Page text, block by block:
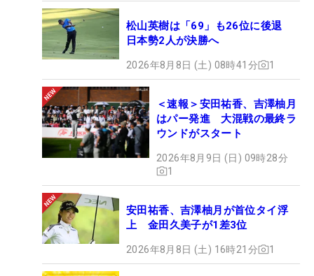
松山英樹は「69」も26位に後退
日本勢2人が決勝へ
2026年8月8日 (土) 08時41分 1
＜速報＞安田祐香、吉澤柚月
はパー発進 大混戦の最終ラ
ウンドがスタート
2026年8月9日 (日) 09時28分
1
安田祐香、吉澤柚月が首位タイ浮
上 金田久美子が1差3位
2026年8月8日 (土) 16時21分 1